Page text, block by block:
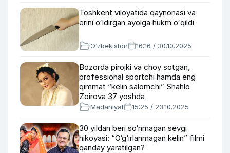
Toshkent viloyatida qaynonasi va
erini oʻldirgan ayolga hukm oʻqildi
O‘zbekiston 16:16 / 30.10.2025
Bozorda pirojki va choy sotgan,
professional sportchi hamda eng
qimmat “kelin salomchi” Shahlo
Zoirova 37 yoshda
Madaniyat 15:25 / 23.10.2025
30 yildan beri so‘nmagan sevgi
hikoyasi: “O‘g‘irlanmagan kelin” filmi
qanday yaratilgan?